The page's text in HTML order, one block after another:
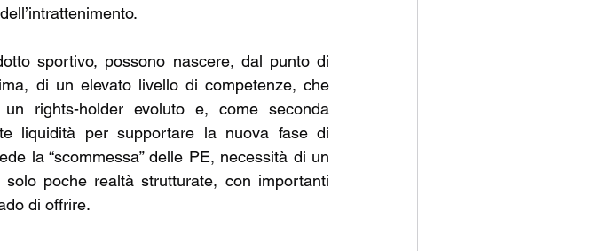
sportivo, possono nascere, dal punto di
di un elevato livello di competenze, che
rights-holder evoluto e, come seconda
liquidità per supportare la nuova fase di
la “scommessa” delle PE, necessità di un
poche realtà strutturate, con importanti
di offrire.